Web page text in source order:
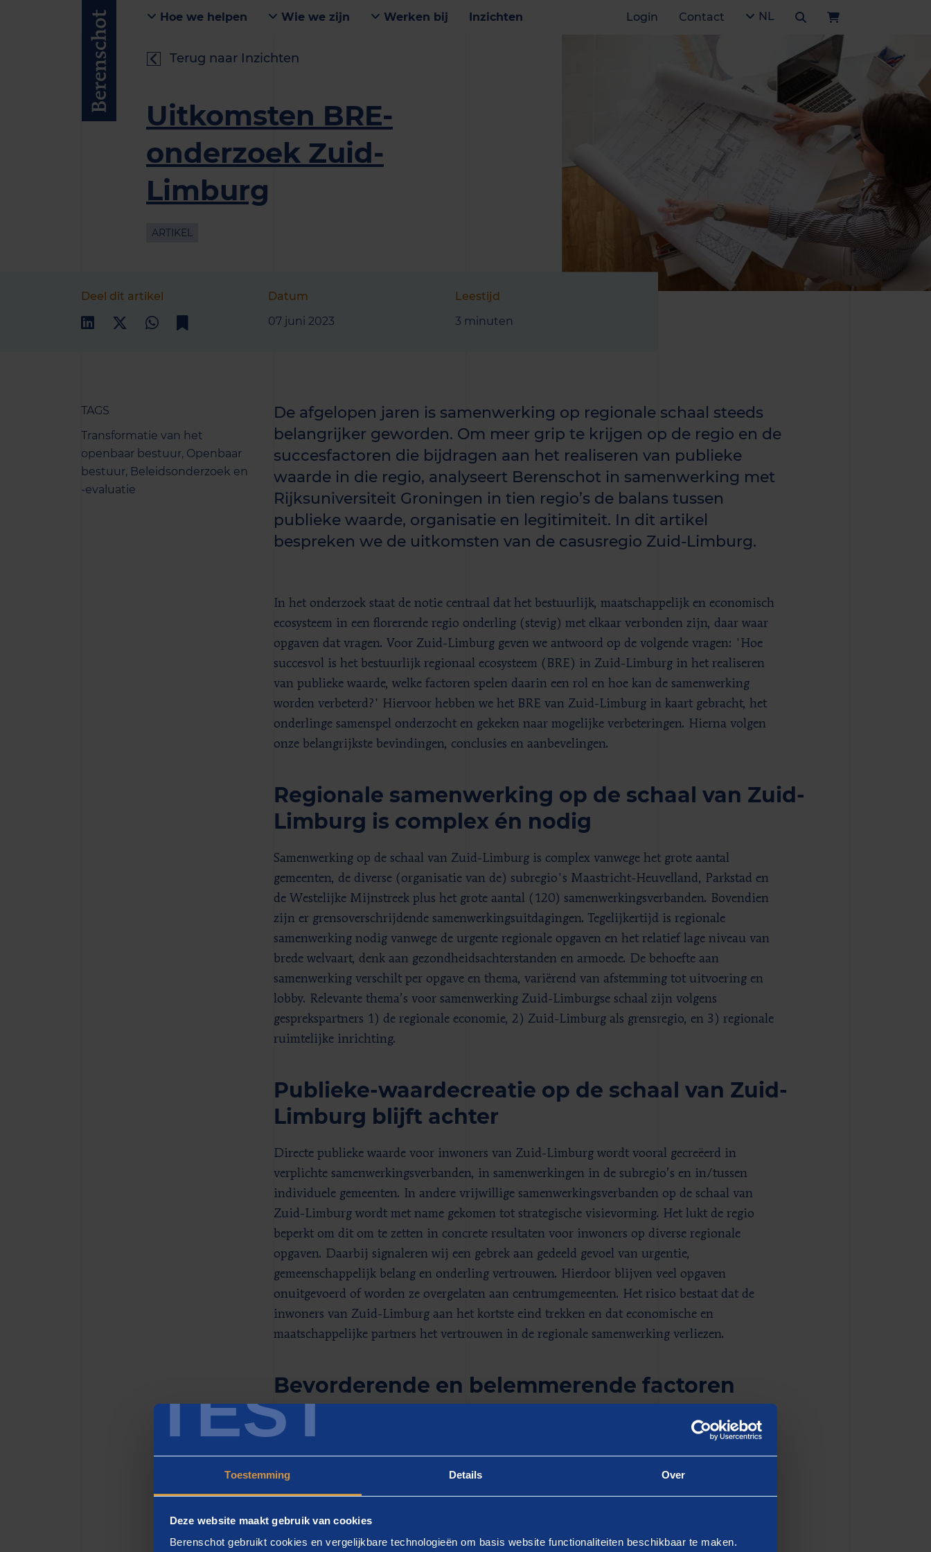
TEST
Toestemming Details Over
Deze website maakt gebruik van cookies
Berenschot gebruikt cookies en vergelijkbare technologieën om basis website functionaliteiten beschikbaar te maken.
Hoe we helpen Wie we zijn Werken bij Inzichten Login Contact NL
Terug naar Inzichten
Uitkomsten BRE-
onderzoek Zuid-
Limburg
ARTIKEL
Deel dit artikel
Datum
07 juni 2023
Leestijd
3 minuten
TAGS
Transformatie van het
openbaar bestuur, Openbaar
bestuur, Beleidsonderzoek en
-evaluatie
De afgelopen jaren is samenwerking op regionale schaal steeds
belangrijker geworden. Om meer grip te krijgen op de regio en de
succesfactoren die bijdragen aan het realiseren van publieke
waarde in die regio, analyseert Berenschot in samenwerking met
Rijksuniversiteit Groningen in tien regio’s de balans tussen
publieke waarde, organisatie en legitimiteit. In dit artikel
bespreken we de uitkomsten van de casusregio Zuid-Limburg.
In het onderzoek staat de notie centraal dat het bestuurlijk, maatschappelijk en economisch
ecosysteem in een florerende regio onderling (stevig) met elkaar verbonden zijn, daar waar
opgaven dat vragen. Voor Zuid-Limburg geven we antwoord op de volgende vragen: 'Hoe
succesvol is het bestuurlijk regionaal ecosysteem (BRE) in Zuid-Limburg in het realiseren
van publieke waarde, welke factoren spelen daarin een rol en hoe kan de samenwerking
worden verbeterd?' Hiervoor hebben we het BRE van Zuid-Limburg in kaart gebracht, het
onderlinge samenspel onderzocht en gekeken naar mogelijke verbeteringen. Hierna volgen
onze belangrijkste bevindingen, conclusies en aanbevelingen.
Regionale samenwerking op de schaal van Zuid-
Limburg is complex én nodig
Samenwerking op de schaal van Zuid-Limburg is complex vanwege het grote aantal
gemeenten, de diverse (organisatie van de) subregio's Maastricht-Heuvelland, Parkstad en
de Westelijke Mijnstreek plus het grote aantal (120) samenwerkingsverbanden. Bovendien
zijn er grensoverschrijdende samenwerkingsuitdagingen. Tegelijkertijd is regionale
samenwerking nodig vanwege de urgente regionale opgaven en het relatief lage niveau van
brede welvaart, denk aan gezondheidsachterstanden en armoede. De behoefte aan
samenwerking verschilt per opgave en thema, variërend van afstemming tot uitvoering en
lobby. Relevante thema’s voor samenwerking Zuid-Limburgse schaal zijn volgens
gesprekspartners 1) de regionale economie, 2) Zuid-Limburg als grensregio, en 3) regionale
ruimtelijke inrichting.
Publieke-waardecreatie op de schaal van Zuid-
Limburg blijft achter
Directe publieke waarde voor inwoners van Zuid-Limburg wordt vooral gecreëerd in
verplichte samenwerkingsverbanden, in samenwerkingen in de subregio’s en in/tussen
individuele gemeenten. In andere vrijwillige samenwerkingsverbanden op de schaal van
Zuid-Limburg wordt met name gekomen tot strategische visievorming. Het lukt de regio
beperkt om dit om te zetten in concrete resultaten voor inwoners op diverse regionale
opgaven. Daarbij signaleren wij een gebrek aan gedeeld gevoel van urgentie,
gemeenschappelijk belang en onderling vertrouwen. Hierdoor blijven veel opgaven
onuitgevoerd of worden ze overgelaten aan centrumgemeenten. Het risico bestaat dat de
inwoners van Zuid-Limburg aan het kortste eind trekken en dat economische en
maatschappelijke partners het vertrouwen in de regionale samenwerking verliezen.
Bevorderende en belemmerende factoren
Op de schaal van Zuid-Limburg zijn er verschillende factoren die de regionale
samenwerking bevorderen of belemmeren bij het realiseren van publieke waarde. De grote
Eveneens bevorderlijk zijn goede voorbeelden in de regio en de aanwezigheid van een
partners hechten aan de regio. Aan de andere kant zijn er volgens de geïnterviewden
belemmerende factoren, zoals een onderstroom in de samenwerking. Daarbij gaat het niet